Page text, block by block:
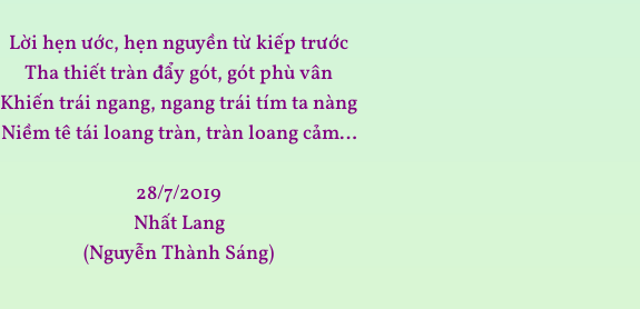
Lời hẹn ước, hẹn nguyền từ kiếp trước
Tha thiết tràn đẩy gót, gót phù vân
Khiến trái ngang, ngang trái tím ta nàng
Niềm tê tái loang tràn, tràn loang cảm…
28/7/2019
Nhất Lang
(Nguyễn Thành Sáng)